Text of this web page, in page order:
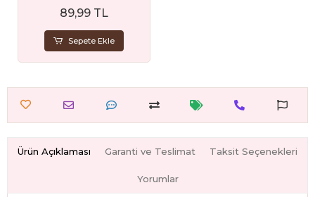
89,99 TL
Sepete Ekle
Ürün Açıklaması Garanti ve Teslimat Taksit Seçenekleri
Yorumlar